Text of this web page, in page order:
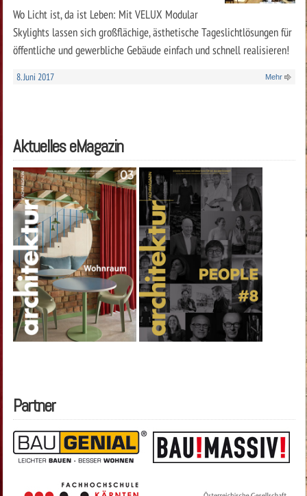
Wo Licht ist, da ist Leben: Mit VELUX Modular
Skylights lassen sich großflächige, ästhetische Tageslichtlösungen für
öffentliche und gewerbliche Gebäude einfach und schnell realisieren!
8. Juni 2017 Mehr
Aktuelles eMagazin
Partner